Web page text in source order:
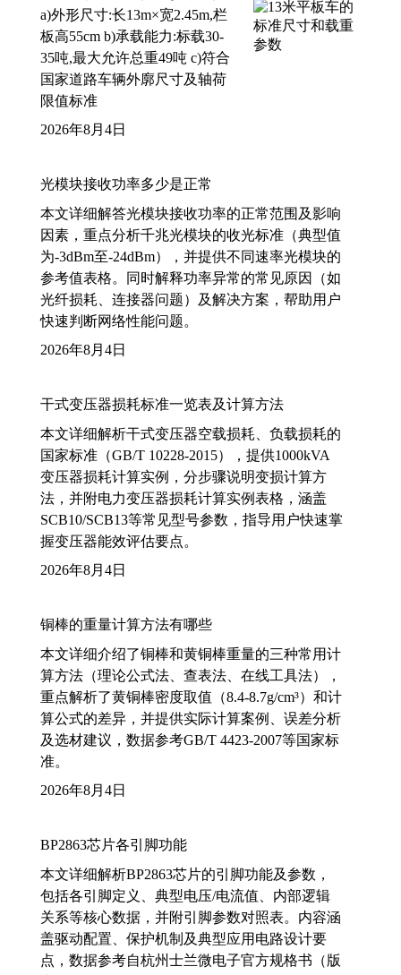
a)外形尺寸:长13m×宽2.45m,栏
板高55cm b)承载能力:标载30-
35吨,最大允许总重49吨 c)符合
国家道路车辆外廓尺寸及轴荷
限值标准
2026年8月4日
光模块接收功率多少是正常
本文详细解答光模块接收功率的正常范围及影响
因素，重点分析千兆光模块的收光标准（典型值
为-3dBm至-24dBm），并提供不同速率光模块的
参考值表格。同时解释功率异常的常见原因（如
光纤损耗、连接器问题）及解决方案，帮助用户
快速判断网络性能问题。
2026年8月4日
干式变压器损耗标准一览表及计算方法
本文详细解析干式变压器空载损耗、负载损耗的
国家标准（GB/T 10228-2015），提供1000kVA
变压器损耗计算实例，分步骤说明变损计算方
法，并附电力变压器损耗计算实例表格，涵盖
SCB10/SCB13等常见型号参数，指导用户快速掌
握变压器能效评估要点。
2026年8月4日
铜棒的重量计算方法有哪些
本文详细介绍了铜棒和黄铜棒重量的三种常用计
算方法（理论公式法、查表法、在线工具法），
重点解析了黄铜棒密度取值（8.4-8.7g/cm³）和计
算公式的差异，并提供实际计算案例、误差分析
及选材建议，数据参考GB/T 4423-2007等国家标
准。
2026年8月4日
BP2863芯片各引脚功能
本文详细解析BP2863芯片的引脚功能及参数，
包括各引脚定义、典型电压/电流值、内部逻辑
关系等核心数据，并附引脚参数对照表。内容涵
盖驱动配置、保护机制及典型应用电路设计要
点，数据参考自杭州士兰微电子官方规格书（版